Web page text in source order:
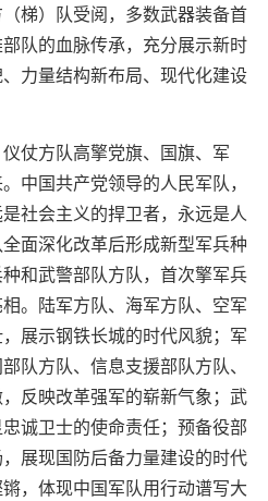
梯）队受阅，多数武器装备首
队的血脉传承，充分展示新时
力量结构新布局、现代化建设
仗方队高擎党旗、国旗、军
中国共产党领导的人民军队，
社会主义的捍卫者，永远是人
面深化改革后形成新型军兵种
和武警部队方队，首次擎军兵
。陆军方队、海军方队、空军
展示钢铁长城的时代风貌；军
队方队、信息支援部队方队、
反映改革强军的崭新气象；武
诚卫士的使命责任；预备役部
展现国防后备力量建设的时代
，体现中国军队用行动谱写大